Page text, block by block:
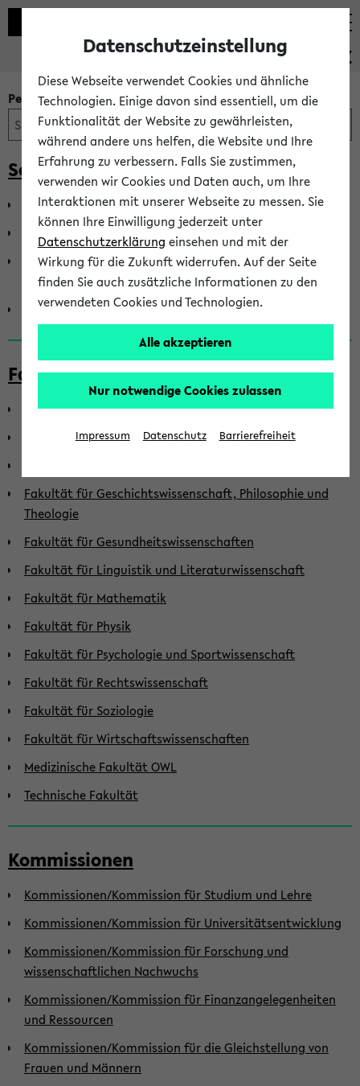
PEVZ
Personen- und Einrichtungssuche
Senat der Universität Bielefeld
Senat - Gruppe der Akademischen Mitarbeiter*innen
Senat - Gruppe der Hochschullehrer*innen
Senat - Gruppe der Mitarbeiter*innen in Technik und
Verwaltung
Senat - Gruppe der Studierenden
Fakultäten
Fakultät für Biologie
Fakultät für Chemie
Fakultät für Geschichtswissenschaft, Philosophie und
Theologie
Fakultät für Gesundheitswissenschaften
Fakultät für Linguistik und Literaturwissenschaft
Fakultät für Mathematik
Fakultät für Physik
Fakultät für Psychologie und Sportwissenschaft
Fakultät für Rechtswissenschaft
Fakultät für Soziologie
Fakultät für Wirtschaftswissenschaften
Medizinische Fakultät OWL
Technische Fakultät
Kommissionen
Kommissionen/Kommission für Studium und Lehre
Kommissionen/Kommission für Universitätsentwicklung
Kommissionen/Kommission für Forschung und
wissenschaftlichen Nachwuchs
Kommissionen/Kommission für Finanzangelegenheiten
und Ressourcen
Kommissionen/Kommission für die Gleichstellung von
Frauen und Männern
Datenschutzeinstellung
Diese Webseite verwendet Cookies und ähnliche
Technologien. Einige davon sind essentiell, um die
Funktionalität der Website zu gewährleisten,
während andere uns helfen, die Website und Ihre
Erfahrung zu verbessern. Falls Sie zustimmen,
verwenden wir Cookies und Daten auch, um Ihre
Interaktionen mit unserer Webseite zu messen. Sie
können Ihre Einwilligung jederzeit unter
Datenschutzerklärung einsehen und mit der
Wirkung für die Zukunft widerrufen. Auf der Seite
finden Sie auch zusätzliche Informationen zu den
verwendeten Cookies und Technologien.
Alle akzeptieren
Nur notwendige Cookies zulassen
Impressum Datenschutz Barrierefreiheit